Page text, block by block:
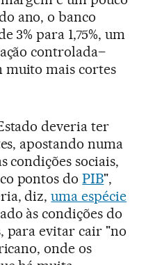
ano, o banco
3% para 1,75%, um
controlada–
muito mais cortes
deveria ter
apostando numa
condições sociais,
pontos doPIB",
diz,uma espécie
às condições do
para evitar cair "no
onde os